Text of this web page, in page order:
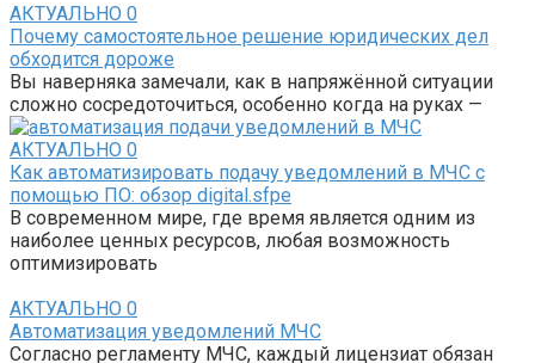
АКТУАЛЬНО 0
Почему самостоятельное решение юридических дел
обходится дороже
Вы наверняка замечали, как в напряжённой ситуации
сложно сосредоточиться, особенно когда на руках —
АКТУАЛЬНО 0
Как автоматизировать подачу уведомлений в МЧС с
помощью ПО: обзор digital.sfpe
В современном мире, где время является одним из
наиболее ценных ресурсов, любая возможность
оптимизировать
АКТУАЛЬНО 0
Автоматизация уведомлений МЧС
Согласно регламенту МЧС, каждый лицензиат обязан